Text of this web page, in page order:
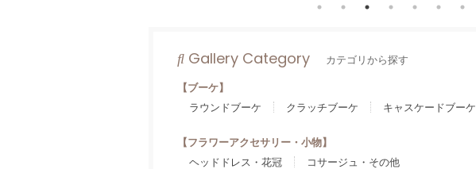
Gallery Category カテゴリから探す
【ブーケ】
ラウンドブーケ
クラッチブーケ キャスケードブーケ
【フラワーアクセサリー・小物】
ヘッドドレス・花冠
コサージュ・その他